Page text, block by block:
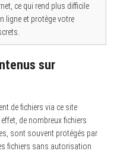
ce qui rend plus difficile
ligne et protège votre
sur
de fichiers via ce site
de nombreux fichiers
sont souvent protégés par
fichiers sans autorisation